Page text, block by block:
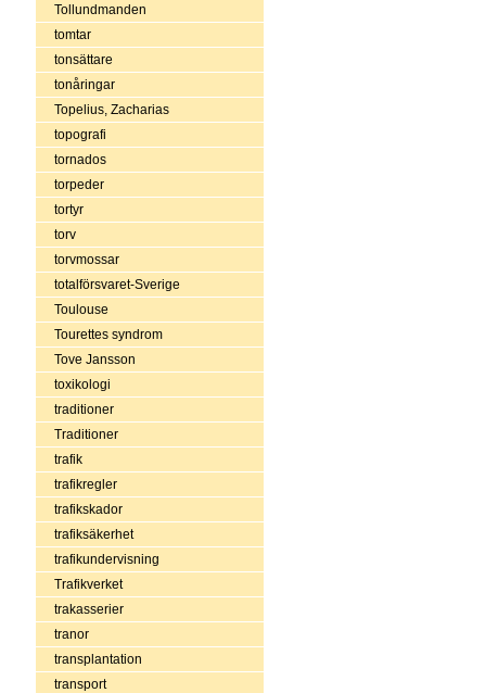
Tollundmanden
tomtar
tonsättare
tonåringar
Topelius, Zacharias
topografi
tornados
torpeder
tortyr
torv
torvmossar
totalförsvaret-Sverige
Toulouse
Tourettes syndrom
Tove Jansson
toxikologi
traditioner
Traditioner
trafik
trafikregler
trafikskador
trafiksäkerhet
trafikundervisning
Trafikverket
trakasserier
tranor
transplantation
transport